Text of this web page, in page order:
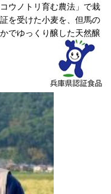
ウノトリ育む農法」で栽
を受けた小麦を、但馬の
でゆっくり醸した天然醸